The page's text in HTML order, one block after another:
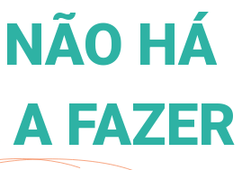
HÁ
FAZER